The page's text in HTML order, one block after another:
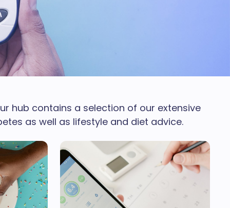
hub contains a selection of our extensive
as well as lifestyle and diet advice.